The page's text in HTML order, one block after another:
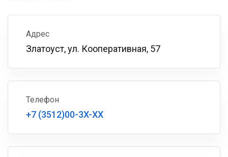
Адрес
Златоуст, ул. Кооперативная, 57
Телефон
+7 (3512)00-3X-XX